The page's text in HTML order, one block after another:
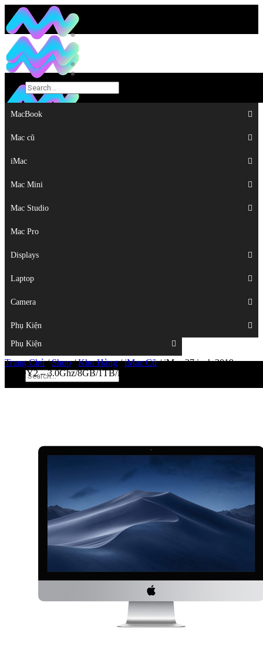
MacBook
Mac cũ
iMac
Mac Mini
Mac Studio
Mac Pro
Displays
Laptop
Camera
Phụ Kiện
MacBook
Mac cũ
iMac
Mac Mini
Mac Studio
Mac Pro
Displays
Laptop
Camera
Phụ Kiện
Top
Trang Chủ/Shop/Kho Hàng/iMac Cũ/iMac 27 inch 2019
MRQY2 – 3.0Ghz/8GB/1TB/Pro 570X